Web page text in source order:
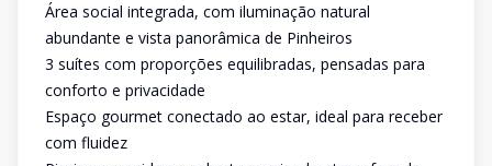
Área social integrada, com iluminação natural
abundante e vista panorâmica de Pinheiros
3 suítes com proporções equilibradas, pensadas para
conforto e privacidade
Espaço gourmet conectado ao estar, ideal para receber
com fluidez